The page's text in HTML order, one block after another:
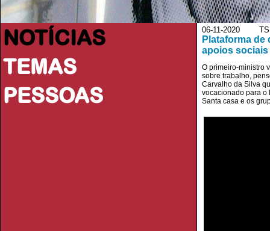
NOTÍCIAS
TEMAS
PESSOAS
06-11-2020
Plataforma
apoios sociais
O primeiro-ministro
sobre trabalho,
Carvalho da Silva
vocacionado para o
Santa casa e os